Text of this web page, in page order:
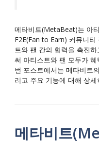
메타비트(MetaBeat)는 아
F2E(Fan to Earn) 커뮤니
트와 팬 간의 협력을 촉진
써 아티스트와 팬 모두가
번 포스트에서는 메타비트
리고 주요 기능에 대해 상
메타비트